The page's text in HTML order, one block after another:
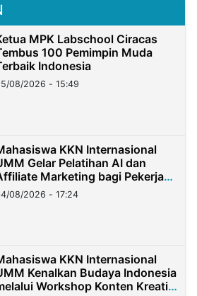
MPK Labschool Ciracas
100 Pemimpin Muda
Indonesia
08/2026 - 15:49
KKN Internasional
Gelar Pelatihan AI dan
Marketing bagi Pekerja
Indonesia di Taiwan
08/2026 - 17:24
KKN Internasional
Kenalkan Budaya Indonesia
Workshop Konten Kreatif